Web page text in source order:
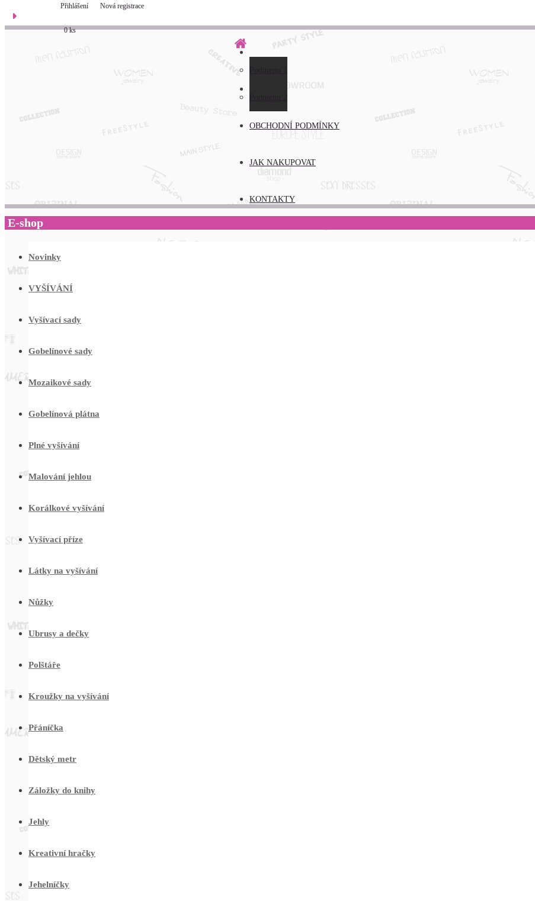
OBCHODNÍ PODMÍNKY
JAK NAKUPOVAT
KONTAKTY
Přihlášení Nová registrace
0 ks
E-shop
Novinky
VYŠÍVÁNÍ
Vyšívací sady
Gobelínové sady
Mozaikové sady
Gobelínová plátna
Plné vyšívání
Malování jehlou
Korálkové vyšívání
Vyšívací příze
Látky na vyšívání
Nůžky
Ubrusy a dečky
Polštáře
Kroužky na vyšívání
Přáníčka
Dětský metr
Záložky do knihy
Jehly
Kreativní hračky
Jehelníčky